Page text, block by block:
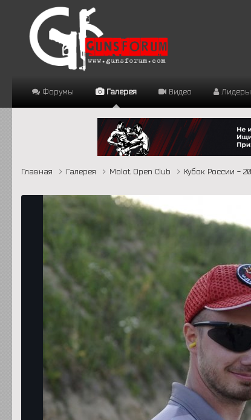
Форумы Галерея Видео Лидеры
Главная Галерея Molot Open Club Кубок России -